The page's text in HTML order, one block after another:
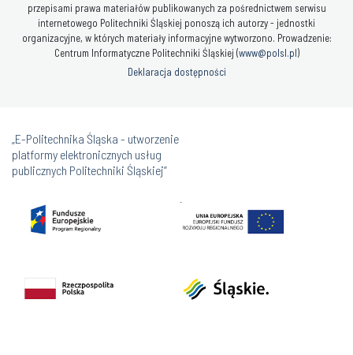
przepisami prawa materiałów publikowanych za pośrednictwem serwisu
internetowego Politechniki Śląskiej ponoszą ich autorzy - jednostki
organizacyjne, w których materiały informacyjne wytworzono. Prowadzenie:
Centrum Informatyczne Politechniki Śląskiej (www@polsl.pl)
Deklaracja dostępności
„E-Politechnika Śląska - utworzenie
platformy elektronicznych usług
publicznych Politechniki Śląskiej”